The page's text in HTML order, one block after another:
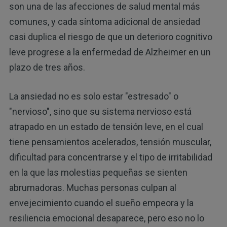
son una de las afecciones de salud mental más
comunes, y cada síntoma adicional de ansiedad
casi duplica el riesgo de que un deterioro cognitivo
leve progrese a la enfermedad de Alzheimer en un
plazo de tres años.
La ansiedad no es solo estar "estresado" o
"nervioso", sino que su sistema nervioso está
atrapado en un estado de tensión leve, en el cual
tiene pensamientos acelerados, tensión muscular,
dificultad para concentrarse y el tipo de irritabilidad
en la que las molestias pequeñas se sienten
abrumadoras. Muchas personas culpan al
envejecimiento cuando el sueño empeora y la
resiliencia emocional desaparece, pero eso no lo